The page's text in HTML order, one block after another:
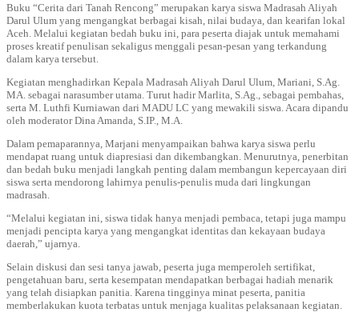
Buku “Cerita dari Tanah Rencong” merupakan karya siswa Madrasah Aliyah
Darul Ulum yang mengangkat berbagai kisah, nilai budaya, dan kearifan lokal
Aceh. Melalui kegiatan bedah buku ini, para peserta diajak untuk memahami
proses kreatif penulisan sekaligus menggali pesan-pesan yang terkandung
dalam karya tersebut.
Kegiatan menghadirkan Kepala Madrasah Aliyah Darul Ulum, Mariani, S.Ag.
MA. sebagai narasumber utama. Turut hadir Marlita, S.Ag., sebagai pembahas,
serta M. Luthfi Kurniawan dari MADU LC yang mewakili siswa. Acara dipandu
oleh moderator Dina Amanda, S.IP., M.A.
Dalam pemaparannya, Marjani menyampaikan bahwa karya siswa perlu
mendapat ruang untuk diapresiasi dan dikembangkan. Menurutnya, penerbitan
dan bedah buku menjadi langkah penting dalam membangun kepercayaan diri
siswa serta mendorong lahirnya penulis-penulis muda dari lingkungan
madrasah.
“Melalui kegiatan ini, siswa tidak hanya menjadi pembaca, tetapi juga mampu
menjadi pencipta karya yang mengangkat identitas dan kekayaan budaya
daerah,” ujarnya.
Selain diskusi dan sesi tanya jawab, peserta juga memperoleh sertifikat,
pengetahuan baru, serta kesempatan mendapatkan berbagai hadiah menarik
yang telah disiapkan panitia. Karena tingginya minat peserta, panitia
memberlakukan kuota terbatas untuk menjaga kualitas pelaksanaan kegiatan.